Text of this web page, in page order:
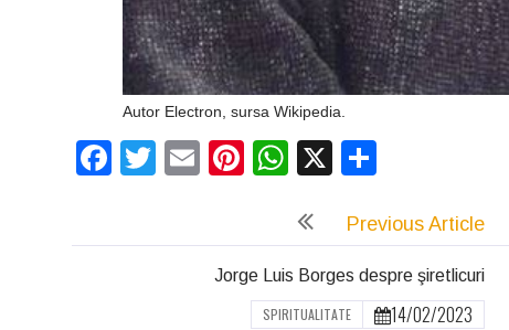
Autor Electron, sursa Wikipedia.
Facebook
Twitter
EmailPinterest
WhatsApp
X
Previous Article
Jorge Luis Borges despre şiretlicuri
14/02/2023
SPIRITUALITATE